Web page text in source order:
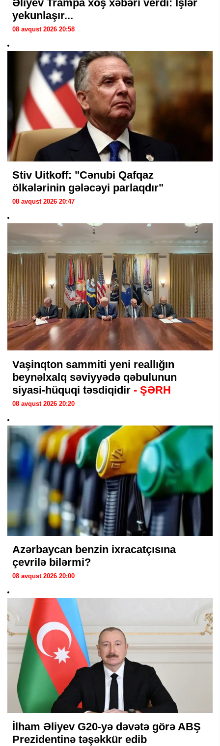
Əliyev Trampa xoş xəbəri verdi: İşlər
yekunlaşır...
08 avqust 2026 20:58
Stiv Uitkoff: "Cənubi Qafqaz
ölkələrinin gələcəyi parlaqdır"
08 avqust 2026 20:47
Vaşinqton sammiti yeni reallığın
beynəlxalq səviyyədə qəbulunun
siyasi-hüquqi təsdiqidir - ŞƏRH
08 avqust 2026 20:20
Azərbaycan benzin ixracatçısına
çevrilə bilərmi?
08 avqust 2026 20:00
İlham Əliyev G20-yə dəvətə görə ABŞ
Prezidentinə təşəkkür edib